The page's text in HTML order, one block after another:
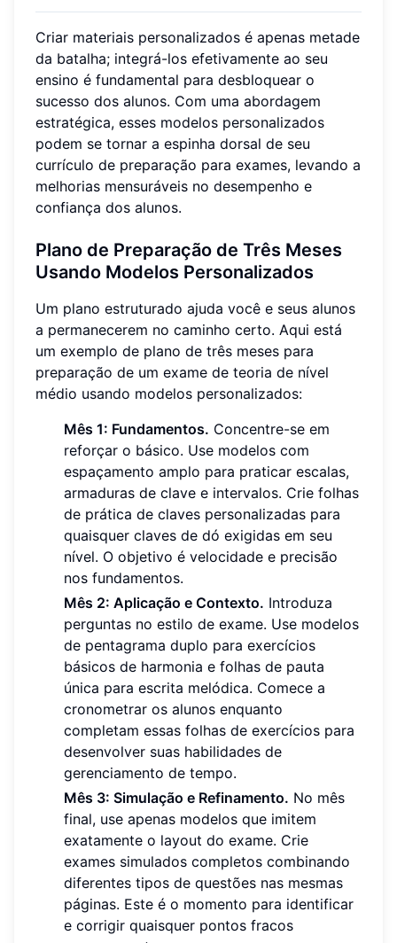
Criar materiais personalizados é apenas metade
da batalha; integrá-los efetivamente ao seu
ensino é fundamental para desbloquear o
sucesso dos alunos. Com uma abordagem
estratégica, esses modelos personalizados
podem se tornar a espinha dorsal de seu
currículo de preparação para exames, levando a
melhorias mensuráveis no desempenho e
confiança dos alunos.
Plano de Preparação de Três Meses
Usando Modelos Personalizados
Um plano estruturado ajuda você e seus alunos
a permanecerem no caminho certo. Aqui está
um exemplo de plano de três meses para
preparação de um exame de teoria de nível
médio usando modelos personalizados:
Mês 1: Fundamentos. Concentre-se em
reforçar o básico. Use modelos com
espaçamento amplo para praticar escalas,
armaduras de clave e intervalos. Crie folhas
de prática de claves personalizadas para
quaisquer claves de dó exigidas em seu
nível. O objetivo é velocidade e precisão
nos fundamentos.
Mês 2: Aplicação e Contexto. Introduza
perguntas no estilo de exame. Use modelos
de pentagrama duplo para exercícios
básicos de harmonia e folhas de pauta
única para escrita melódica. Comece a
cronometrar os alunos enquanto
completam essas folhas de exercícios para
desenvolver suas habilidades de
gerenciamento de tempo.
Mês 3: Simulação e Refinamento. No mês
final, use apenas modelos que imitem
exatamente o layout do exame. Crie
exames simulados completos combinando
diferentes tipos de questões nas mesmas
páginas. Este é o momento para identificar
e corrigir quaisquer pontos fracos